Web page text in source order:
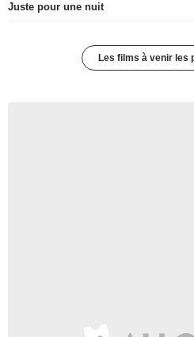
Juste pour une nuit
Les films à venir les